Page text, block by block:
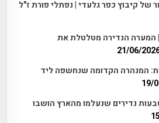
של קיבוץ כפר גלעדי | נפתלי פורת ז"ל
| המערה הנדירה מטלטלת את
21/06/
המנהרה הקדומה שנחשפה ליד
19/
נדירים שנעלמו מהארץ הושבו